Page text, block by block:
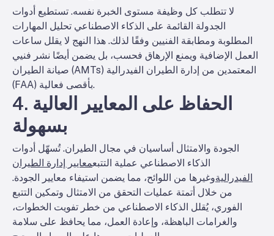
لا تتطلب كل وظيفة مستوى الخبرة نفسه. تستطيع أدوات
الجدولة القائمة على الذكاء الاصطناعي تحليل المهارات
المطلوبة ومطابقة الفنيين وفقًا لذلك. هذا النهج لا يقلل ساعات
العمل الإضافية ويمنع الإرهاق فحسب، بل يضمن أيضًا نشر فنيي
صيانة الطيران (AMTs) المعتمدين من إدارة الطيران الفيدرالية
(FAA) بأقصى فعالية.
4. الحفاظ على المعايير العالية
بسهولة
الجودة والامتثال أساسيان في مجال الطيران. تُسهّل أدوات
الذكاء الاصطناعي عملية التتبعمعايير إدارة الطيران
الفيدراليةوغيرها من اللوائح، مما يضمن استيفاء معايير الجودة.
من خلال أتمتة عمليات التحقق من الامتثال وتمكين التتبع
الفوري، يُقلل الذكاء الاصطناعي من خطر تفويت الخطوات،
والغرامات الباهظة، وإعادة العمل، مما يحافظ على سلامة